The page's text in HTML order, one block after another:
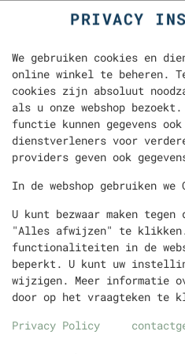
PRIVACY
We gebruiken cookies en
online winkel te beheren.
cookies zijn absoluut
als u onze webshop
functie kunnen gegevens ook
dienstverleners voor
providers geven ook
In de webshop gebruiken we
U kunt bezwaar maken
"Alles afwijzen" te
functionaliteiten in de
beperkt. U kunt uw
wijzigen. Meer informatie
door op het vraagteken te
Privacy Policy
DÜRÜM